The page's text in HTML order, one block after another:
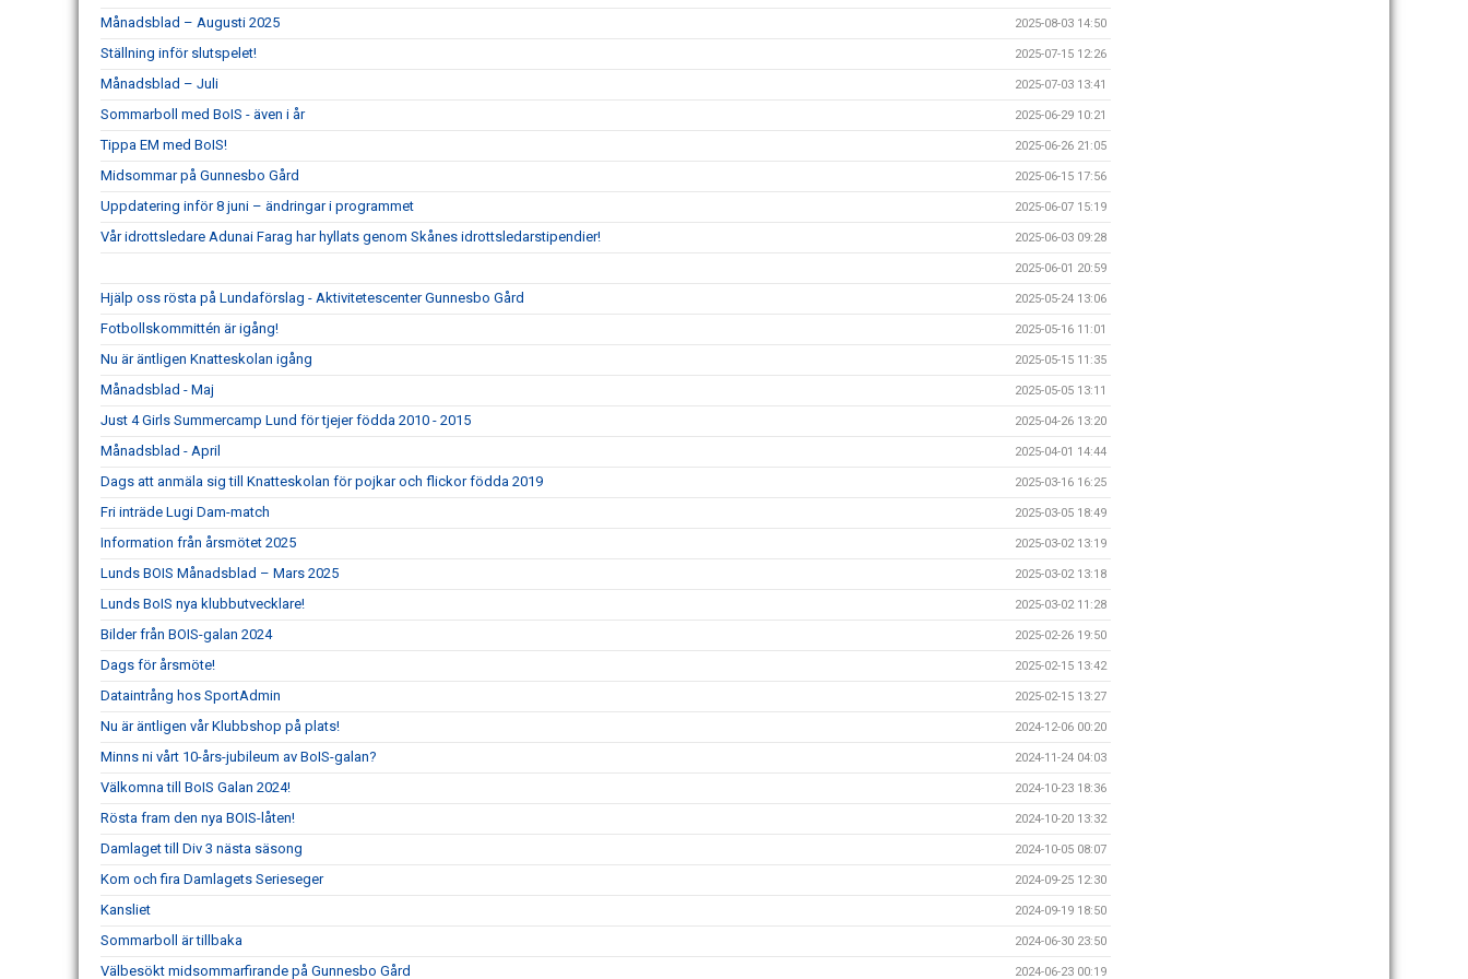
Månadsblad – Augusti 2025 2025-08-03 14:50
Ställning inför slutspelet! 2025-07-15 12:26
Månadsblad – Juli 2025-07-03 13:41
Sommarboll med BoIS - även i år 2025-06-29 10:21
Tippa EM med BoIS! 2025-06-26 21:05
Midsommar på Gunnesbo Gård 2025-06-15 17:56
Uppdatering inför 8 juni – ändringar i programmet 2025-06-07 15:19
Vår idrottsledare Adunai Farag har hyllats genom Skånes idrottsledarstipendier! 2025-06-03 09:28
2025-06-01 20:59
Hjälp oss rösta på Lundaförslag - Aktivitetescenter Gunnesbo Gård 2025-05-24 13:06
Fotbollskommittén är igång! 2025-05-16 11:01
Nu är äntligen Knatteskolan igång 2025-05-15 11:35
Månadsblad - Maj 2025-05-05 13:11
Just 4 Girls Summercamp Lund för tjejer födda 2010 - 2015 2025-04-26 13:20
Månadsblad - April 2025-04-01 14:44
Dags att anmäla sig till Knatteskolan för pojkar och flickor födda 2019 2025-03-16 16:25
Fri inträde Lugi Dam-match 2025-03-05 18:49
Information från årsmötet 2025 2025-03-02 13:19
Lunds BOIS Månadsblad – Mars 2025 2025-03-02 13:18
Lunds BoIS nya klubbutvecklare! 2025-03-02 11:28
Bilder från BOIS-galan 2024 2025-02-26 19:50
Dags för årsmöte! 2025-02-15 13:42
Dataintrång hos SportAdmin 2025-02-15 13:27
Nu är äntligen vår Klubbshop på plats! 2024-12-06 00:20
Minns ni vårt 10-års-jubileum av BoIS-galan? 2024-11-24 04:03
Välkomna till BoIS Galan 2024! 2024-10-23 18:36
Rösta fram den nya BOIS-låten! 2024-10-20 13:32
Damlaget till Div 3 nästa säsong 2024-10-05 08:07
Kom och fira Damlagets Serieseger 2024-09-25 12:30
Kansliet 2024-09-19 18:50
Sommarboll är tillbaka 2024-06-30 23:50
Välbesökt midsommarfirande på Gunnesbo Gård 2024-06-23 00:19